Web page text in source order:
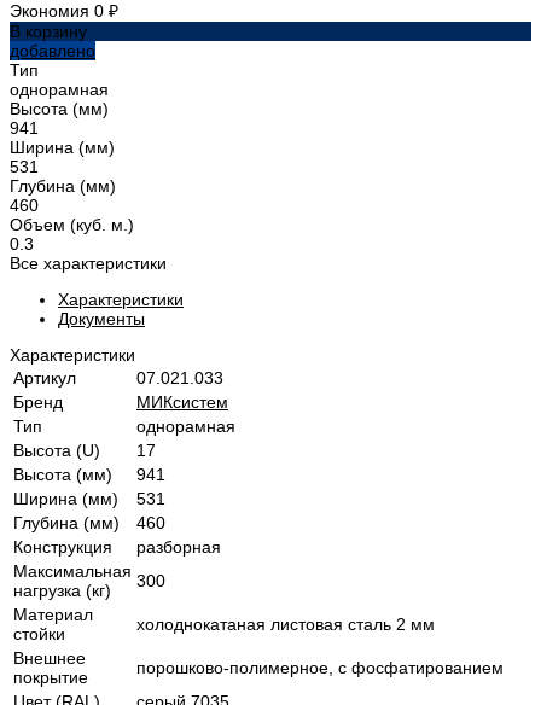
Экономия 0 ₽
В корзину
добавлено
Тип
однорамная
Высота (мм)
941
Ширина (мм)
531
Глубина (мм)
460
Объем (куб. м.)
0.3
Все характеристики
Характеристики
Документы
Характеристики
Артикул
07.021.033
Бренд
МИКсистем
Тип
однорамная
Высота (U)
17
Высота (мм)
941
Ширина (мм)
531
Глубина (мм)
460
Конструкция
разборная
Максимальная
нагрузка (кг)
300
Материал
стойки
холоднокатаная листовая сталь 2 мм
Внешнее
покрытие
порошково-полимерное, с фосфатированием